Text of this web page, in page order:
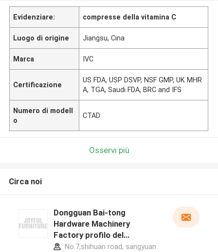
Evidenziare: compresse della vitamina C
Luogo di origine Jiangsu, Cina
Marca IVC
Certificazione
US FDA, USP DSVP, NSF GMP, UK MHR
A, TGA, Saudi FDA, BRC and IFS
Numero di modell
o
CTAD
Osservi più
Circa noi
Dongguan Bai-tong
Hardware Machinery
Factory profilo del
produttore
No.7,shihuan road, sangyuan